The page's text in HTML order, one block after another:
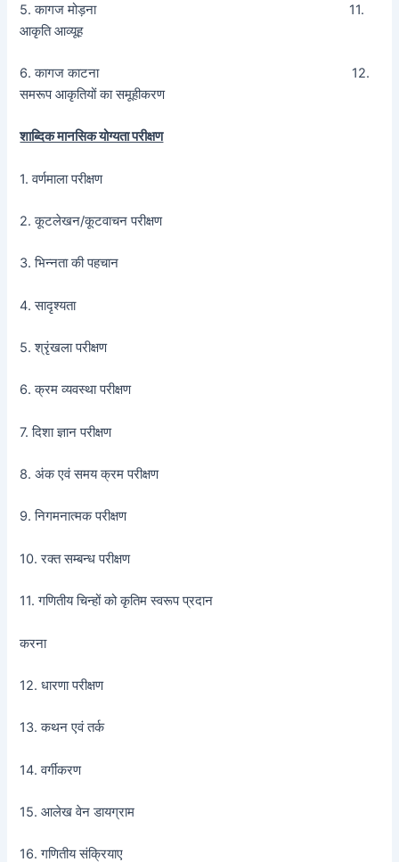
5. कागज मोड़ना 11.
आकृति आव्यूह
6. कागज काटना 12.
समरूप आकृतियों का समूहीकरण
शाब्दिक मानसिक योग्यता परीक्षण
1. वर्णमाला परीक्षण
2. कूटलेखन/कूटवाचन परीक्षण
3. भिन्नता की पहचान
4. सादृश्यता
5. श्रृंखला परीक्षण
6. क्रम व्यवस्था परीक्षण
7. दिशा ज्ञान परीक्षण
8. अंक एवं समय क्रम परीक्षण
9. निगमनात्मक परीक्षण
10. रक्त सम्बन्ध परीक्षण
11. गणितीय चिन्हों को कृतिम स्वरूप प्रदान
करना
12. धारणा परीक्षण
13. कथन एवं तर्क
14. वर्गीकरण
15. आलेख वेन डायग्राम
16. गणितीय संक्रियाए